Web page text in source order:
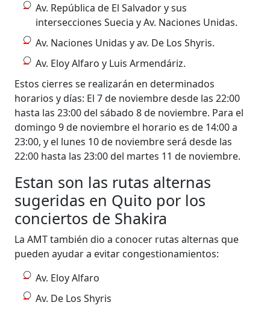
Av. República de El Salvador y sus
intersecciones Suecia y Av. Naciones Unidas.
Av. Naciones Unidas y av. De Los Shyris.
Av. Eloy Alfaro y Luis Armendáriz.
Estos cierres se realizarán en determinados
horarios y días: El 7 de noviembre desde las 22:00
hasta las 23:00 del sábado 8 de noviembre. Para el
domingo 9 de noviembre el horario es de 14:00 a
23:00, y el lunes 10 de noviembre será desde las
22:00 hasta las 23:00 del martes 11 de noviembre.
Estan son las rutas alternas
sugeridas en Quito por los
conciertos de Shakira
La AMT también dio a conocer rutas alternas que
pueden ayudar a evitar congestionamientos:
Av. Eloy Alfaro
Av. De Los Shyris